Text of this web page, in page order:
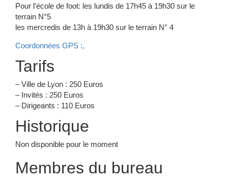
Pour l'école de foot: les lundis de 17h45 à 19h30 sur le
terrain N°5
les mercredis de 13h à 19h30 sur le terrain N° 4
Coordonnées GPS :,
Tarifs
– Ville de Lyon : 250 Euros
– Invités : 250 Euros
– Dirigeants : 110 Euros
Historique
Non disponible pour le moment
Membres du bureau